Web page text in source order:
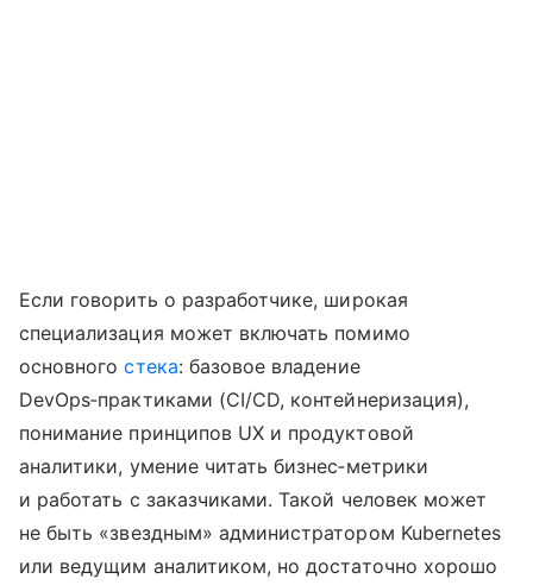
Если говорить о разработчике, широкая
специализация может включать помимо
основногостека: базовое владение
DevOps‑практиками (CI/CD, контейнеризация),
понимание принципов UX и продуктовой
аналитики, умение читать бизнес‑метрики
и работать с заказчиками. Такой человек может
не быть «звездным» администратором Kubernetes
или ведущим аналитиком, но достаточно хорошо